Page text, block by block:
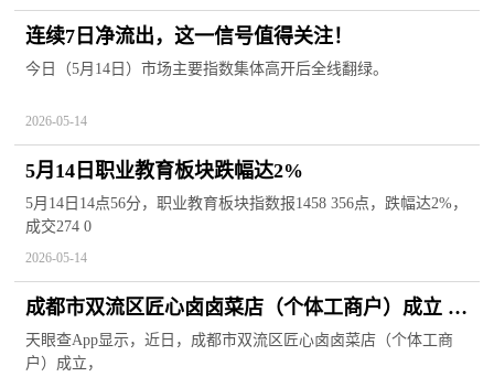
连续7日净流出，这一信号值得关注！
今日（5月14日）市场主要指数集体高开后全线翻绿。
2026-05-14
5月14日职业教育板块跌幅达2%
5月14日14点56分，职业教育板块指数报1458 356点，跌幅达2%，
成交274 0
2026-05-14
成都市双流区匠心卤卤菜店（个体工商户）成立 注
册资本3万人民币
天眼查App显示，近日，成都市双流区匠心卤卤菜店（个体工商
户）成立，